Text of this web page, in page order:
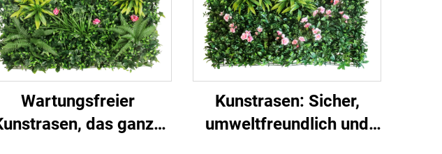
Wartungsfreier
das ganze
Kunstrasen: Sicher,
umweltfreundlich und